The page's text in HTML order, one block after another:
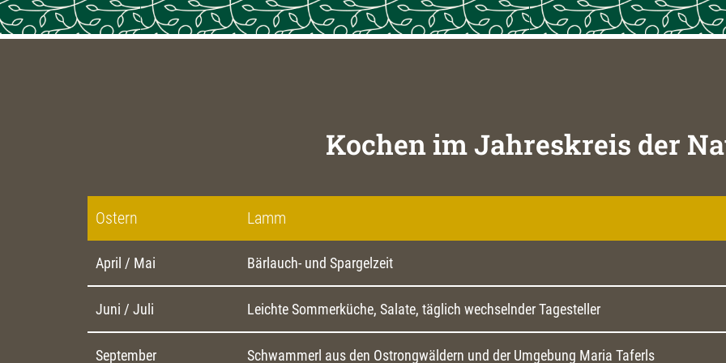
Kochen im Jahreskreis der
Ostern Lamm
April / Mai Bärlauch- und Spargelzeit
Juni / Juli Leichte Sommerküche, Salate, täglich wechselnder Tagesteller
September Schwammerl aus den Ostrongwäldern und der Umgebung Maria Taferls